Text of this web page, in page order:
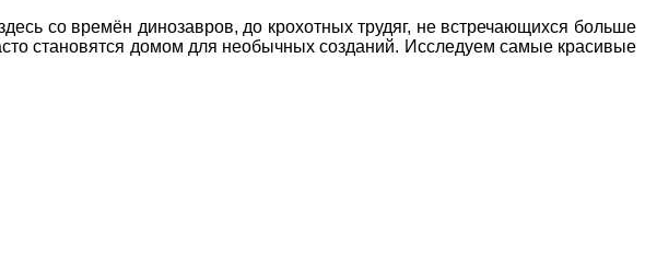
со времён динозавров, до крохотных трудяг, не встречающихся больше
становятся домом для необычных созданий. Исследуем самые красивые